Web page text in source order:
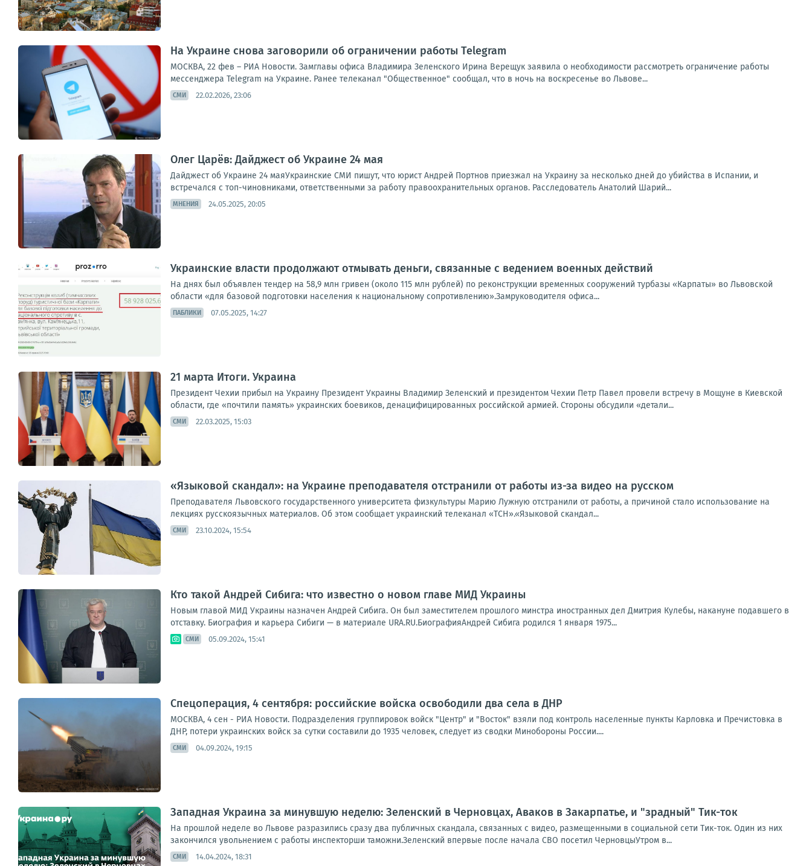
На Украине снова заговорили об ограничении работы Telegram
МОСКВА, 22 фев – РИА Новости. Замглавы офиса Владимира Зеленского Ирина Верещук заявила о необходимости рассмотреть ограничение работы
мессенджера Telegram на Украине. Ранее телеканал "Общественное" сообщал, что в ночь на воскресенье во Львове...
СМИ 22.02.2026, 23:06
Олег Царёв: Дайджест об Украине 24 мая
Дайджест об Украине 24 маяУкраинские СМИ пишут, что юрист Андрей Портнов приезжал на Украину за несколько дней до убийства в Испании, и
встречался с топ-чиновниками, ответственными за работу правоохранительных органов. Расследователь Анатолий Шарий...
МНЕНИЯ 24.05.2025, 20:05
Украинские власти продолжают отмывать деньги, связанные с ведением военных действий
На днях был объявлен тендер на 58,9 млн гривен (около 115 млн рублей) по реконструкции временных сооружений турбазы «Карпаты» во Львовской
области «для базовой подготовки населения к национальному сопротивлению».Замруководителя офиса...
ПАБЛИКИ 07.05.2025, 14:27
21 марта Итоги. Украина
Президент Чехии прибыл на Украину Президент Украины Владимир Зеленский и президентом Чехии Петр Павел провели встречу в Мощуне в Киевской
области, где «почтили память» украинских боевиков, денацифицированных российской армией. Стороны обсудили «детали...
СМИ 22.03.2025, 15:03
«Языковой скандал»: на Украине преподавателя отстранили от работы из-за видео на русском
Преподавателя Львовского государственного университета физкультуры Марию Лужную отстранили от работы, а причиной стало использование на
лекциях русскоязычных материалов. Об этом сообщает украинский телеканал «ТСН».«Языковой скандал...
СМИ 23.10.2024, 15:54
Кто такой Андрей Сибига: что известно о новом главе МИД Украины
Новым главой МИД Украины назначен Андрей Сибига. Он был заместителем прошлого минстра иностранных дел Дмитрия Кулебы, накануне подавшего в
отставку. Биография и карьера Сибиги — в материале URA.RU.БиографияАндрей Сибига родился 1 января 1975...
СМИ 05.09.2024, 15:41
Спецоперация, 4 сентября: российские войска освободили два села в ДНР
МОСКВА, 4 сен - РИА Новости. Подразделения группировок войск "Центр" и "Восток" взяли под контроль населенные пункты Карловка и Пречистовка в
ДНР, потери украинских войск за сутки составили до 1935 человек, следует из сводки Минобороны России....
СМИ 04.09.2024, 19:15
Западная Украина за минувшую неделю: Зеленский в Черновцах, Аваков в Закарпатье, и "зрадный" Тик-ток
На прошлой неделе во Львове разразились сразу два публичных скандала, связанных с видео, размещенными в социальной сети Тик-ток. Один из них
закончился увольнением с работы инспекторши таможни.Зеленский впервые после начала СВО посетил ЧерновцыУтром в...
СМИ 14.04.2024, 18:31